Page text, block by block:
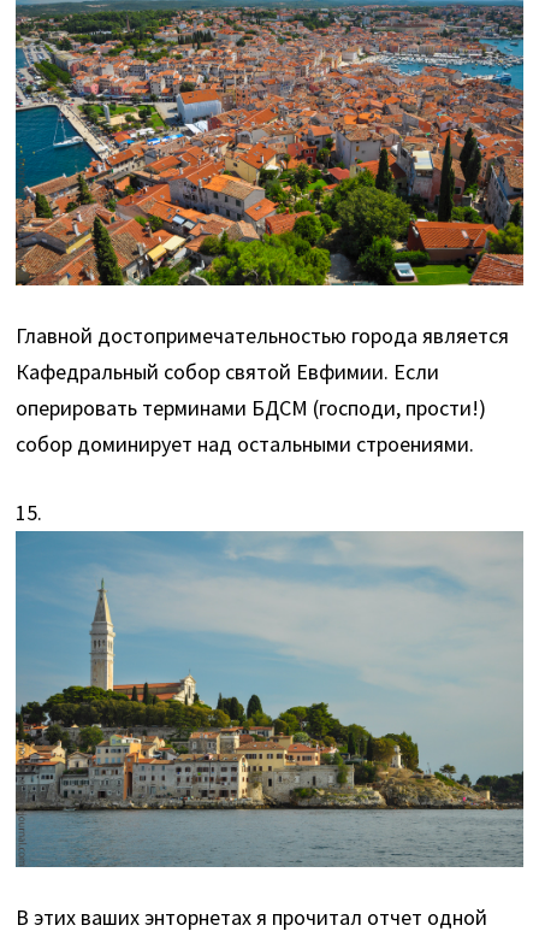
Главной достопримечательностью города является
Кафедральный собор святой Евфимии. Если
оперировать терминами БДСМ (господи, прости!)
собор доминирует над остальными строениями.
15.
В этих ваших энторнетах я прочитал отчет одной